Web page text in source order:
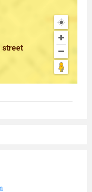
street